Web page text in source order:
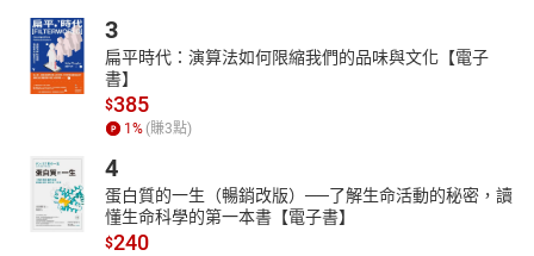
3
扁平時代：演算法如何限縮我們的品味與文化【電子
書】
$385
1% (賺3點)
4
蛋白質的一生（暢銷改版）──了解生命活動的秘密，讀
懂生命科學的第一本書【電子書】
$240